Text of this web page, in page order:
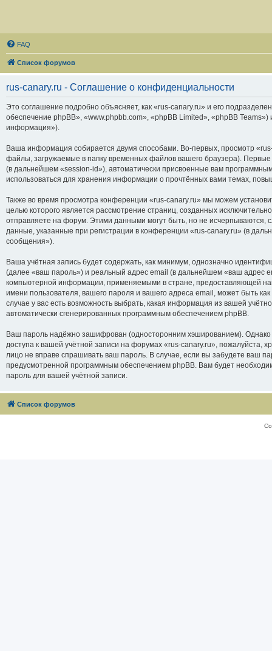
FAQ
Список форумов
rus-canary.ru - Соглашение о конфиденциальности
Это соглашение подробно объясняет, как «rus-canary.ru» и его
обеспечение phpBB», «www.phpbb.com», «phpBB Limited», «phpBB
информация»).
Ваша информация собирается двумя способами. Во-первых, просмотр
файлы, загружаемые в папку временных файлов вашего браузера).
(в дальнейшем «session-id»), автоматически присвоенные вам
использоваться для хранения информации о прочтённых вами темах,
Также во время просмотра конференции «rus-canary.ru» мы можем
целью которого является рассмотрение страниц, созданных
отправляете на форум. Этими данными могут быть, но не
данные, указанные при регистрации в конференции «rus-canary.ru» (в
сообщения»).
Ваша учётная запись будет содержать, как минимум, однозначно
(далее «ваш пароль») и реальный адрес email (в дальнейшем «ваш адрес
компьютерной информации, применяемыми в стране, предоставляющей
имени пользователя, вашего пароля и вашего адреса email, может быть
случае у вас есть возможность выбрать, какая информация из вашей
автоматически сгенерированных программным обеспечением phpBB.
Ваш пароль надёжно зашифрован (односторонним хэшированием). Однако
доступа к вашей учётной записи на форумах «rus-canary.ru», пожалуйста,
лицо не вправе спрашивать ваш пароль. В случае, если вы забудете ваш
предусмотренной программным обеспечением phpBB. Вам будет
пароль для вашей учётной записи.
Список форумов